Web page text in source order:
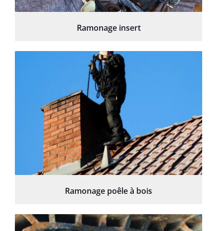
Ramonage insert
Ramonage poêle à bois